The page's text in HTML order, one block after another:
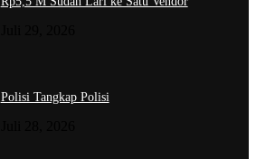
Polisi Tangkap Polisi